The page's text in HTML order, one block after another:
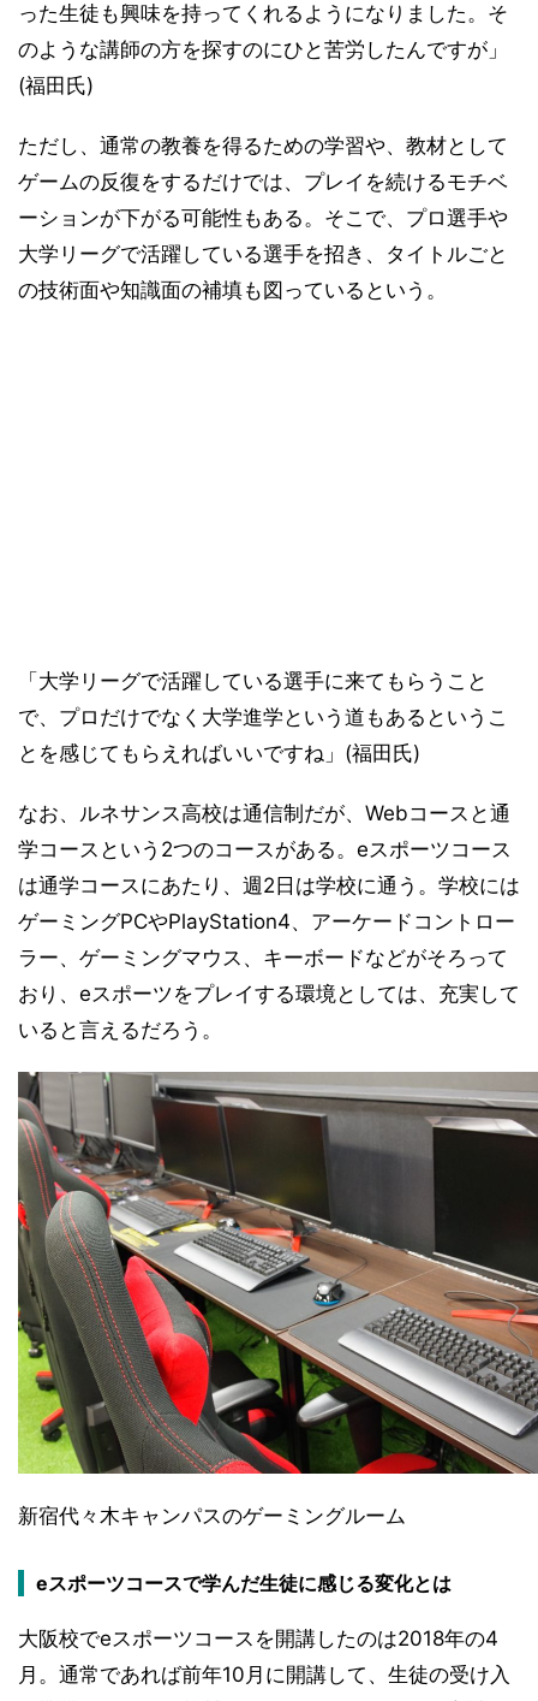
った生徒も興味を持ってくれるようになりました。そ
のような講師の方を探すのにひと苦労したんですが」
(福田氏)
ただし、通常の教養を得るための学習や、教材として
ゲームの反復をするだけでは、プレイを続けるモチベ
ーションが下がる可能性もある。そこで、プロ選手や
大学リーグで活躍している選手を招き、タイトルごと
の技術面や知識面の補填も図っているという。
「大学リーグで活躍している選手に来てもらうこと
で、プロだけでなく大学進学という道もあるというこ
とを感じてもらえればいいですね」(福田氏)
なお、ルネサンス高校は通信制だが、Webコースと通
学コースという2つのコースがある。eスポーツコース
は通学コースにあたり、週2日は学校に通う。学校には
ゲーミングPCやPlayStation4、アーケードコントロー
ラー、ゲーミングマウス、キーボードなどがそろって
おり、eスポーツをプレイする環境としては、充実して
いると言えるだろう。
新宿代々木キャンパスのゲーミングルーム
eスポーツコースで学んだ生徒に感じる変化とは
大阪校でeスポーツコースを開講したのは2018年の4
月。通常であれば前年10月に開講して、生徒の受け入